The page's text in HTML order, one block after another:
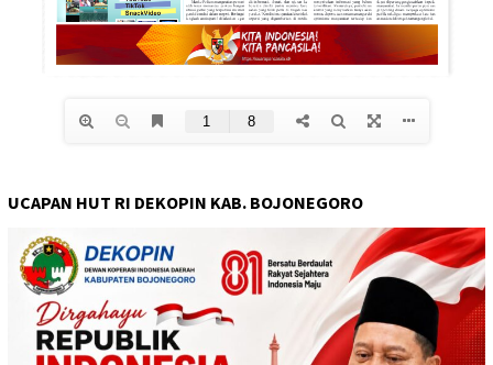
UCAPAN HUT RI DEKOPIN KAB. BOJONEGORO